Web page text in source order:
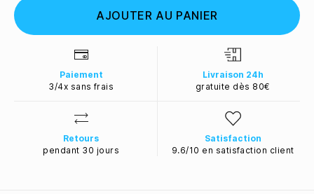
AJOUTER AU PANIER
Paiement
3/4x sans frais
Livraison 24h
gratuite dès 80€
Retours
pendant 30 jours
Satisfaction
9.6/10 en satisfaction client